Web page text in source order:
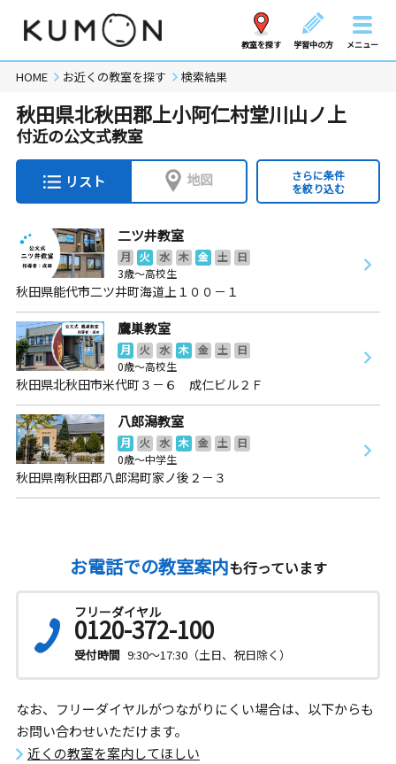
教室を探す 学習中の方 メニュー
HOME お近くの教室を探す 検索結果
秋田県北秋田郡上小阿仁村堂川山ノ上
付近の公文式教室
リスト 地図
さらに条件
を絞り込む
二ツ井教室
月 火 水 木 金 土
日
3歳～高校生
秋田県能代市二ツ井町海道上１００－１
鷹巣教室
月 火 水 木 金 土
日
0歳～高校生
秋田県北秋田市米代町３－６ 成仁ビル２Ｆ
八郎潟教室
月 火 水 木 金 土
日
0歳～中学生
秋田県南秋田郡八郎潟町家ノ後２－３
お電話での教室案内も行っています
フリーダイヤル
0120-372-100
受付時間 9:30～17:30（土日、祝日除く）
なお、フリーダイヤルがつながりにくい場合は、以下からも
お問い合わせいただけます。
近くの教室を案内してほしい